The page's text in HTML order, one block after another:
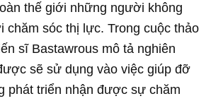
thế giới những người không
chăm sóc thị lực. Trong cuộc thảo
sĩ Bastawrous mô tả nghiên
sẽ sử dụng vào việc giúp đỡ
phát triển nhận được sự chăm